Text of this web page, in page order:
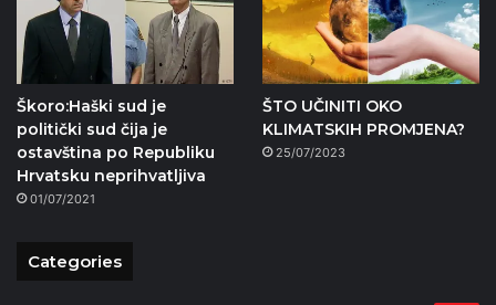
Škoro:Haški sud je
politički sud čija je
ostavština po Republiku
Hrvatsku neprihvatljiva
01/07/2021
ŠTO UČINITI OKO
KLIMATSKIH PROMJENA?
25/07/2023
Categories